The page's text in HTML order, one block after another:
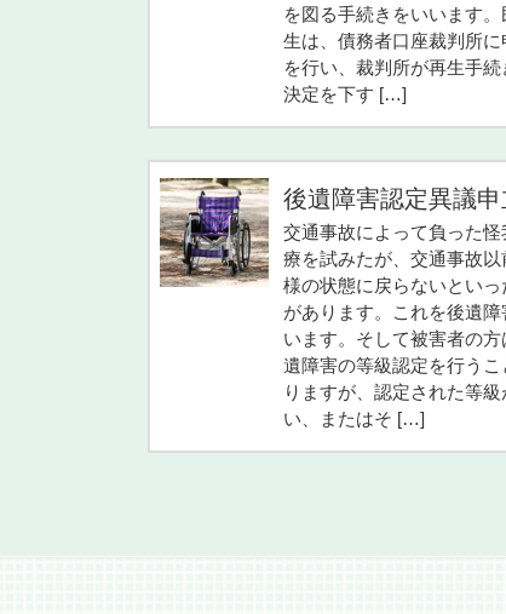
を図る手続きをいいます。
生は、債務者口座裁判所に
を行い、裁判所が再生手続
決定を下す […]
後遺障害認定異議申
交通事故によって負った怪
療を試みたが、交通事故以
様の状態に戻らないといっ
があります。これを後遺障
います。そして被害者の方
遺障害の等級認定を行うこ
りますが、認定された等級
い、またはそ […]